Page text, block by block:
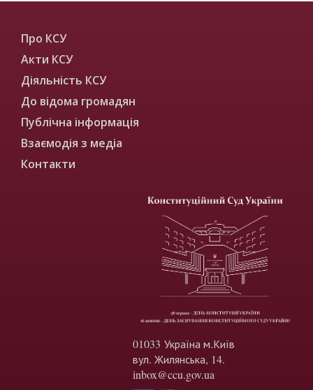
Про КСУ
Акти КСУ
Діяльність КСУ
До відома громадян
Публічна інформація
Взаємодія з медіа
Контакти
01033 Україна м.Київ
вул. Жилянська, 14.
inbox@ccu.gov.ua